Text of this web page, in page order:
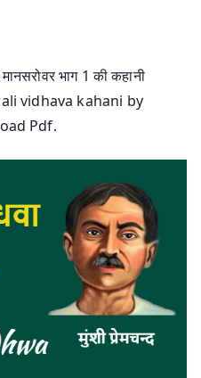
भाग 1 की कहानी
vidhava kahani by
Pdf.